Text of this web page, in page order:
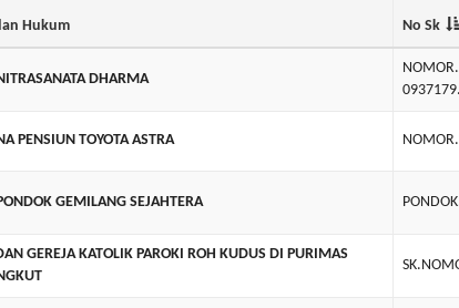
Hukum No Sk
DHARMA
PENSIUN TOYOTA ASTRA
GEMILANG SEJAHTERA
GEREJA KATOLIK PAROKI ROH KUDUS DI PURIMAS